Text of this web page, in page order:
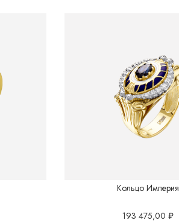
Кольцо Империя
193 475,00 ₽